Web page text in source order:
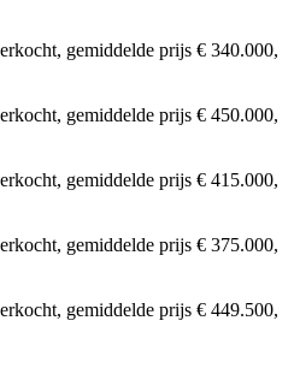
gemiddelde prijs € 340.000,
gemiddelde prijs € 450.000,
gemiddelde prijs € 415.000,
gemiddelde prijs € 375.000,
gemiddelde prijs € 449.500,